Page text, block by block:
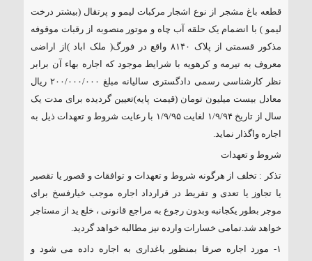
۱۸۵ مگاواتی تابان هور در داراب با حضور
فرماندار ویژه شهرستان
قطعه باغ مشجر از نوع اشجار مرکبات لیمو و پرتقال (بیشتر درخت
لیمو ) با انضمام یک حلقه آب چاه و موتور منصوبه از رقبات موقوفه
مذکور قسمتی از پلاک ۸۱۴۰ واقع در فورگ( ملک اباد )از اراضی
معروف به تیرمه و کرهویه با شرایط موجود که اجاره بهاء آن برابر
نظر کارشناسی رسمی دادگستری سالیانه مبلغ ۲۰۰/۰۰۰/۰۰۰ ریال
معادل بیست میلیون تومان (قیمت پایه)تعیین گردیده برای مدت یک
سال از تاریخ ۱/۹/۹۴ لغایت ۱/۹/۹۵ با رعایت شروط و تعهدات ذیل به
اجاره واگذار نماید.
شروط و تعهدات
تذکر :تخلف از هرگونه شروط و تعهدات و توافقات و قصور یا تقصیر
یا تجاوز یا تعدی و تفریط در قرارداد اجاره موجب خیارفسخ برای
موجر بطور یکجانبه وبدون رجوع به مراجع قانونی ، خلع ید از مستاجر
خواهد شد.تمامی خسارات وارده نیز مطالبه خواهد گردید.
۱- مورد اجاره صرفا بمنظور باغداری به اجاره داده می شود و